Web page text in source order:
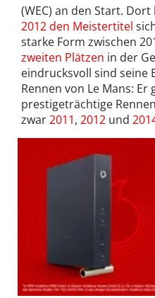
(WEC) an den Start.
2012 den Meistertitel
starke Form zwischen
zweiten Plätzen in der
eindrucksvoll sind seine
Rennen von Le Mans: Er
prestigeträchtige
zwar2011, 2012 und